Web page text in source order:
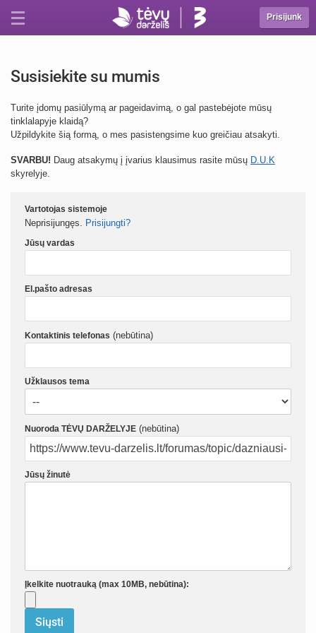
Prisijunk
Susisiekite su mumis
Turite įdomų pasiūlymą ar pageidavimą, o gal pastebėjote mūsų
tinklalapyje klaidą?
Užpildykite šią formą, o mes pasistengsime kuo greičiau atsakyti.
SVARBU! Daug atsakymų į įvarius klausimus rasite mūsų D.U.K
skyrelyje.
Vartotojas sistemoje
Neprisijungęs. Prisijungti?
Jūsų vardas
El.pašto adresas
Kontaktinis telefonas (nebūtina)
Užklausos tema
Nuoroda TĖVŲ DARŽELYJE (nebūtina)
Jūsų žinutė
Įkelkite nuotrauką (max 10MB, nebūtina):